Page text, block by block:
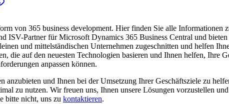
von 365 business development. Hier finden Sie alle Informationen
ISV-Partner für Microsoft Dynamics 365 Business Central und
und mittelständischen Unternehmen zugeschnitten und helfen
die auf den neuesten Technologien basieren und Ihnen helfen,
anpassen können.
anzubieten und Ihnen bei der Umsetzung Ihrer Geschäftsziele zu
zu nutzen. Wir freuen uns, Ihnen unsere Lösungen vorzustellen
bitte nicht, uns zu kontaktieren.